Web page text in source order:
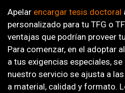
Apelar encargar tesis doctoral
personalizado para tu TFG o
ventajas que podrían proveer
Para comenzar, en el adoptar
a tus exigencias especiales,
nuestro servicio se ajusta a
a material, calidad y formato.